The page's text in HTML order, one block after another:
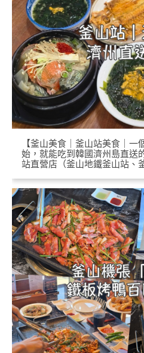
【釜山美食｜釜山站美食｜
始，就能吃到韓國濟州島直送
站直營店（釜山地鐵釜山站、